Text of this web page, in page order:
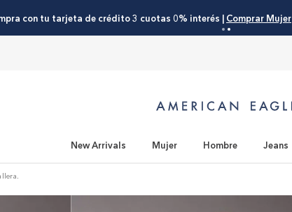
con tu tarjeta de crédito 3 cuotas 0% interés | Comprar Mujer
New Arrivals Mujer Hombre Jeans